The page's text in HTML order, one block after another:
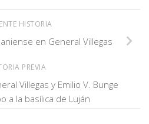
HISTORIA
en General Villegas
PREVIA
Villegas y Emilio V. Bunge
a la basílica de Luján